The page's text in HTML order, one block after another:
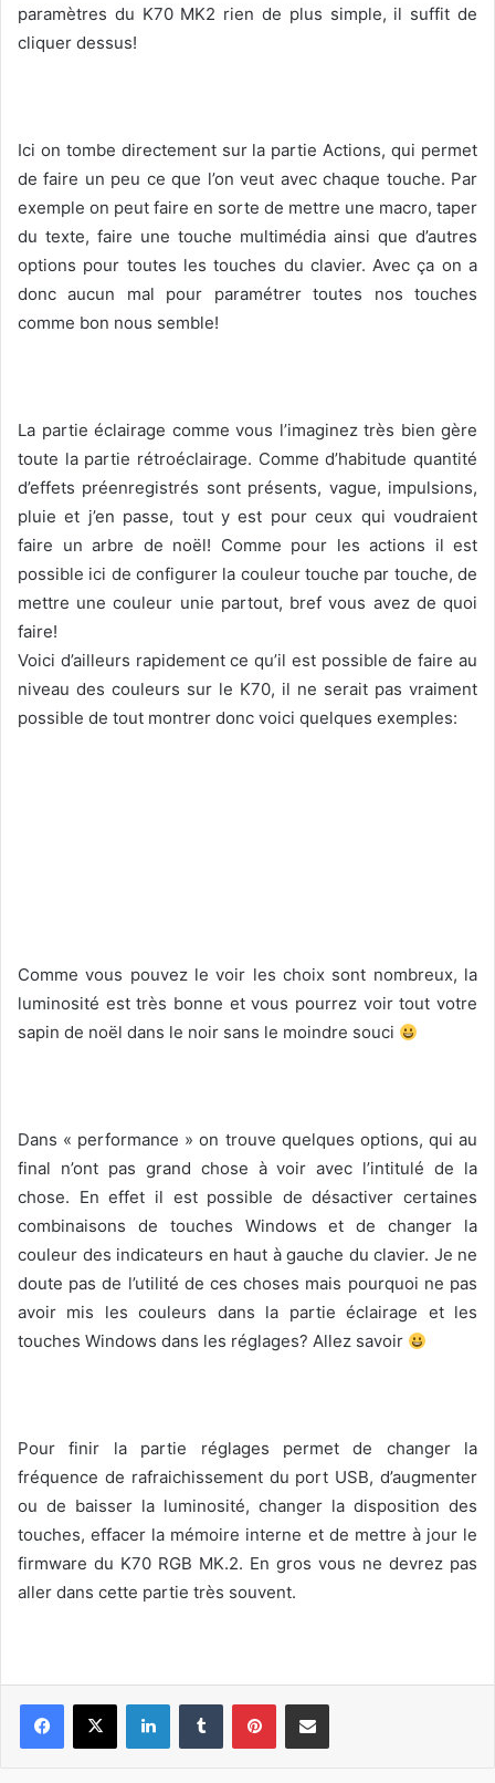
paramètres du K70 MK2 rien de plus simple, il suffit de
cliquer dessus!
Ici on tombe directement sur la partie Actions, qui permet
de faire un peu ce que l’on veut avec chaque touche. Par
exemple on peut faire en sorte de mettre une macro, taper
du texte, faire une touche multimédia ainsi que d’autres
options pour toutes les touches du clavier. Avec ça on a
donc aucun mal pour paramétrer toutes nos touches
comme bon nous semble!
La partie éclairage comme vous l’imaginez très bien gère
toute la partie rétroéclairage. Comme d’habitude quantité
d’effets préenregistrés sont présents, vague, impulsions,
pluie et j’en passe, tout y est pour ceux qui voudraient
faire un arbre de noël! Comme pour les actions il est
possible ici de configurer la couleur touche par touche, de
mettre une couleur unie partout, bref vous avez de quoi
faire!
Voici d’ailleurs rapidement ce qu’il est possible de faire au
niveau des couleurs sur le K70, il ne serait pas vraiment
possible de tout montrer donc voici quelques exemples:
Comme vous pouvez le voir les choix sont nombreux, la
luminosité est très bonne et vous pourrez voir tout votre
sapin de noël dans le noir sans le moindre souci
Dans « performance » on trouve quelques options, qui au
final n’ont pas grand chose à voir avec l’intitulé de la
chose. En effet il est possible de désactiver certaines
combinaisons de touches Windows et de changer la
couleur des indicateurs en haut à gauche du clavier. Je ne
doute pas de l’utilité de ces choses mais pourquoi ne pas
avoir mis les couleurs dans la partie éclairage et les
touches Windows dans les réglages? Allez savoir
Pour finir la partie réglages permet de changer la
fréquence de rafraichissement du port USB, d’augmenter
ou de baisser la luminosité, changer la disposition des
touches, effacer la mémoire interne et de mettre à jour le
firmware du K70 RGB MK.2. En gros vous ne devrez pas
aller dans cette partie très souvent.